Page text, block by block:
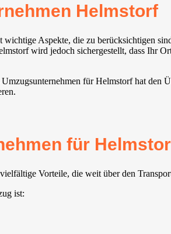
Helmstorf
Aspekte, die zu berücksichtigen
wird jedoch sichergestellt, dass Ihr
für Helmstorf hat
für
Vorteile, die weit über den
ist: